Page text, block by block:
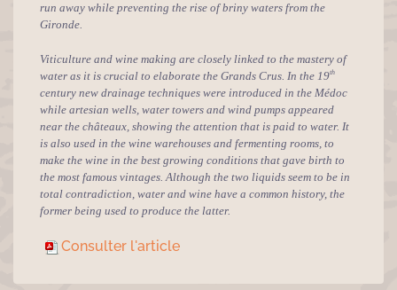
run away while preventing the rise of briny waters from the
Gironde.
Viticulture and wine making are closely linked to the mastery of
water as it is crucial to elaborate the Grands Crus. In the 19th
century new drainage techniques were introduced in the Médoc
while artesian wells, water towers and wind pumps appeared
near the châteaux, showing the attention that is paid to water. It
is also used in the wine warehouses and fermenting rooms, to
make the wine in the best growing conditions that gave birth to
the most famous vintages. Although the two liquids seem to be in
total contradiction, water and wine have a common history, the
former being used to produce the latter.
Consulter l'article